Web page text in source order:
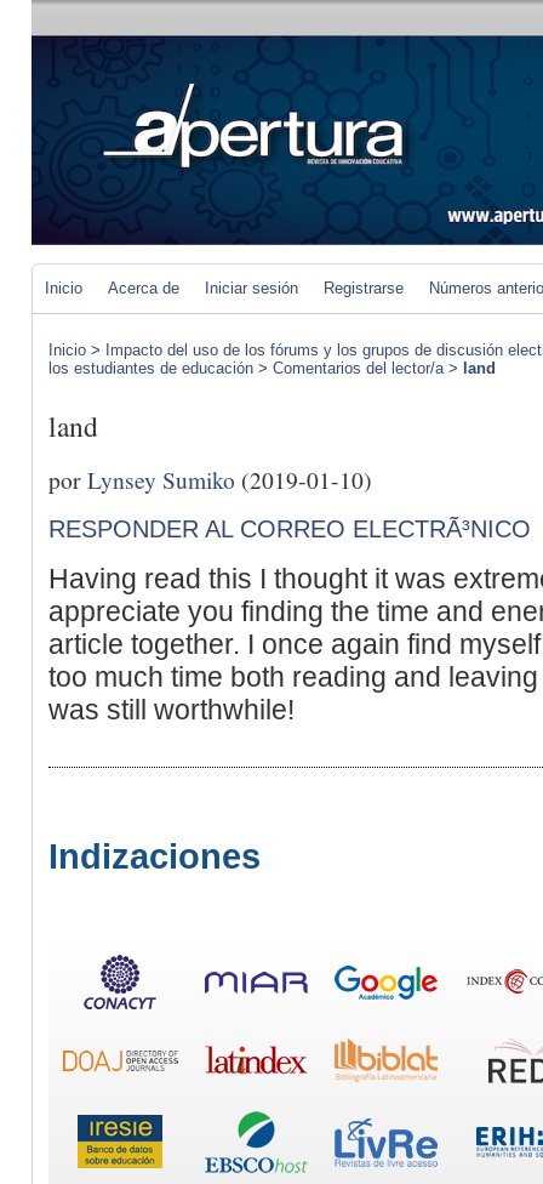
Inicio Acerca de Iniciar sesión Registrarse Números
Inicio > Impacto del uso de los fórums y los grupos de discusión
los estudiantes de educación > Comentarios del lector/a> land
land
porLynsey Sumiko (2019-01-10)
RESPONDER AL CORREO ELECTRÃ³NICO
Having read this I thought it was
appreciate you finding the time and
article together. I once again find
too much time both reading and
was still worthwhile!
Indizaciones